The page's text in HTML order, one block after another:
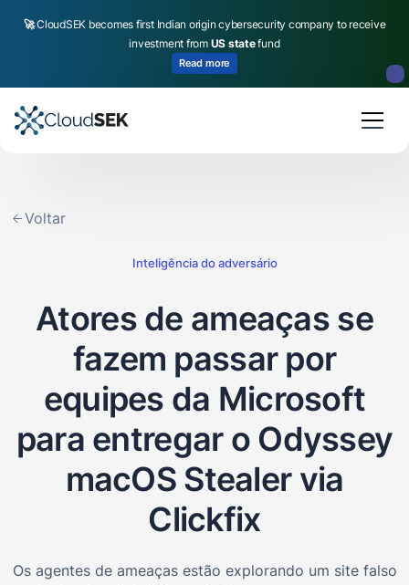
🚀CloudSEK becomes first Indian origin cybersecurity company to receive
investment from US statefund
Read more
Voltar
Inteligência do adversário
Atores de ameaças se
fazem passar por
equipes da Microsoft
para entregar o Odyssey
macOS Stealer via
Clickfix
Os agentes de ameaças estão explorando um site falso